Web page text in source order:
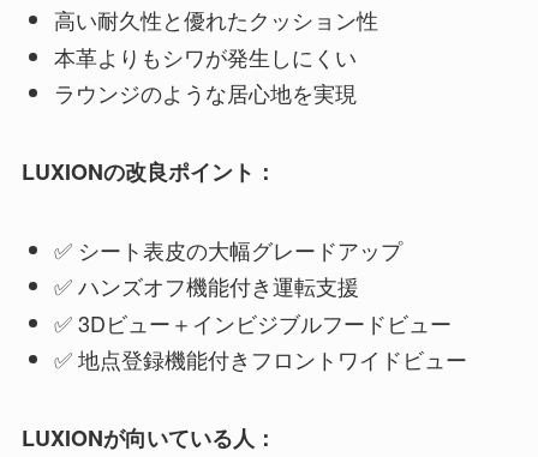
高い耐久性と優れたクッション性
本革よりもシワが発生しにくい
ラウンジのような居心地を実現
LUXIONの改良ポイント：
✅ シート表皮の大幅グレードアップ
✅ ハンズオフ機能付き運転支援
✅ 3Dビュー＋インビジブルフードビュー
✅ 地点登録機能付きフロントワイドビュー
LUXIONが向いている人：